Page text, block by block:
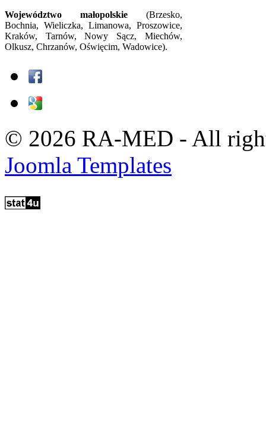
Województwo małopolskie(Brzesko,
Bochnia, Wieliczka, Limanowa, Proszowice,
Kraków, Tarnów, Nowy Sącz, Miechów,
Olkusz, Chrzanów, Oświęcim, Wadowice).
© 2026 RA-MED - All
Joomla Templates